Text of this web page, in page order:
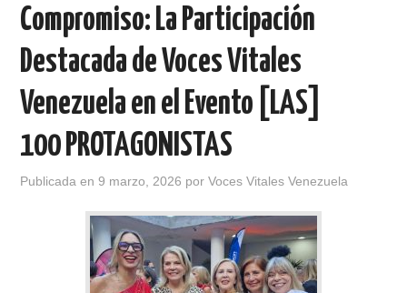
Compromiso: La Participación
Destacada de Voces Vitales
Venezuela en el Evento [LAS]
100 PROTAGONISTAS
Publicada en9 marzo, 2026 porVoces Vitales Venezuela